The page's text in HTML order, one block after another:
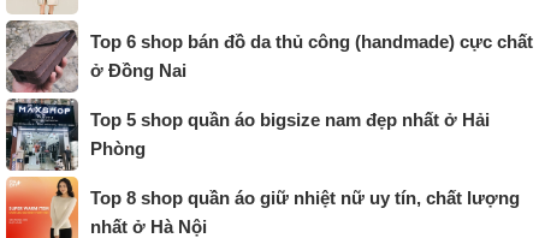
Top 6 shop bán đồ da thủ công (handmade) cực chất
ở Đồng Nai
Top 5 shop quần áo bigsize nam đẹp nhất ở Hải
Phòng
Top 8 shop quần áo giữ nhiệt nữ uy tín, chất lượng
nhất ở Hà Nội